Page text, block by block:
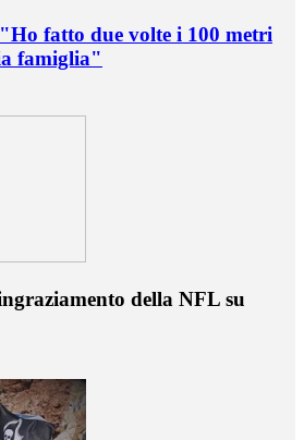
fatto due volte i 100 metri
famiglia"
della NFL su